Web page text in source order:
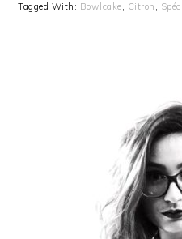
Tagged With: Bowlcake, Citron ,